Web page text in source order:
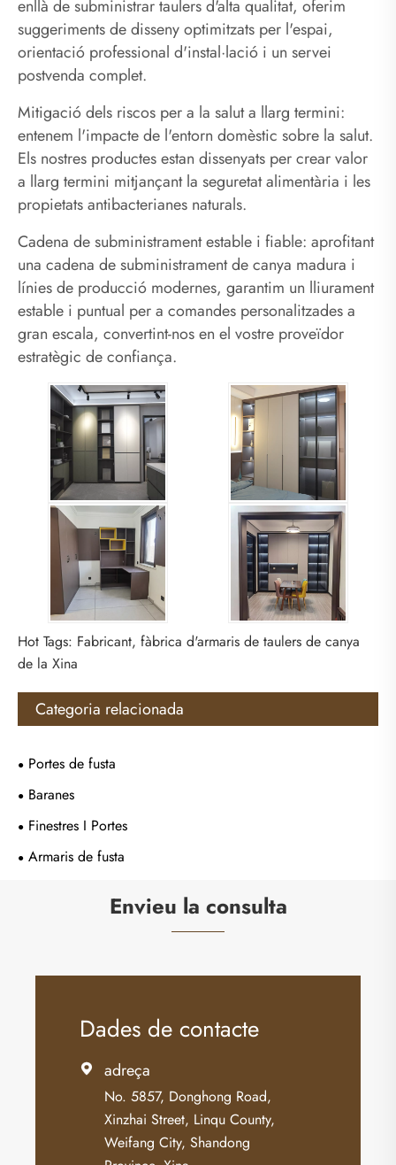
enllà de subministrar taulers d'alta qualitat, oferim
suggeriments de disseny optimitzats per l'espai,
orientació professional d'instal·lació i un servei
postvenda complet.
Mitigació dels riscos per a la salut a llarg termini:
entenem l'impacte de l'entorn domèstic sobre la salut.
Els nostres productes estan dissenyats per crear valor
a llarg termini mitjançant la seguretat alimentària i les
propietats antibacterianes naturals.
Cadena de subministrament estable i fiable: aprofitant
una cadena de subministrament de canya madura i
línies de producció modernes, garantim un lliurament
estable i puntual per a comandes personalitzades a
gran escala, convertint-nos en el vostre proveïdor
estratègic de confiança.
Hot Tags: Fabricant, fàbrica d'armaris de taulers de canya
de la Xina
Categoria relacionada
Portes de fusta
Baranes
Finestres I Portes
Armaris de fusta
Envieu la consulta
Dades de contacte
 adreça
No. 5857, Donghong Road,
Xinzhai Street, Linqu County,
Weifang City, Shandong